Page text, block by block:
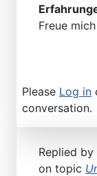
Freue
Please Log in
conversation.
Replied by
on topic